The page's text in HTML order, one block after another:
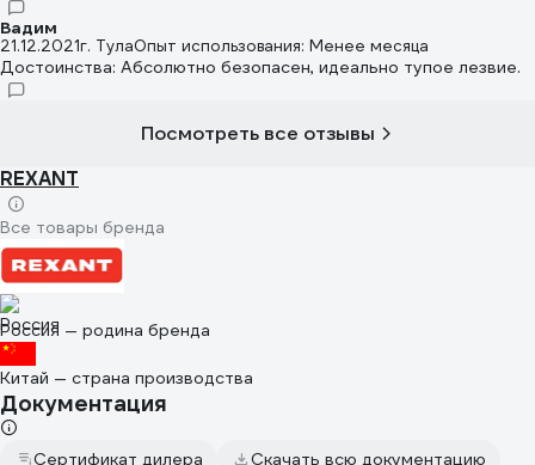
Вадим
21.12.2021г. ТулаОпыт использования: Менее месяца
Достоинства: Абсолютно безопасен, идеально тупое лезвие.
Посмотреть все отзывы
REXANT
Все товары бренда
Россия — родина бренда
Китай — страна производства
Документация
Сертификат дилера Скачать всю документацию